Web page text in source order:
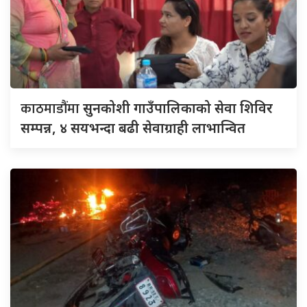
काठमाडौंमासुनकोशी गाउँपालिकाको सेवा शिविर
सम्पन्न, ४ सयभन्दा बढी सेवाग्राही लाभान्वित